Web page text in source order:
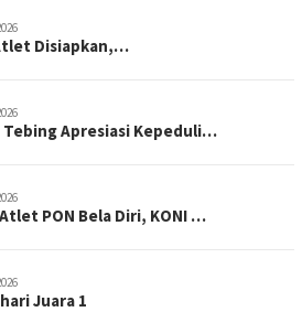
Disiapkan,…
Tebing Apresiasi Kepeduli…
PON Bela Diri, KONI …
Juara 1